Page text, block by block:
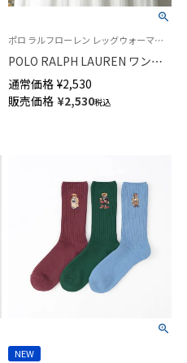
ポロ ラルフローレン レッグウォーマー アームウォーマー 婦人
POLO RALPH LAUREN ワンポ
イント 2WAY レッグ&アームウ
ォーマー オーガニックコットン
混 レディース 03228638
通常価格 ¥2,530
販売価格 ¥2,530税込
NEW